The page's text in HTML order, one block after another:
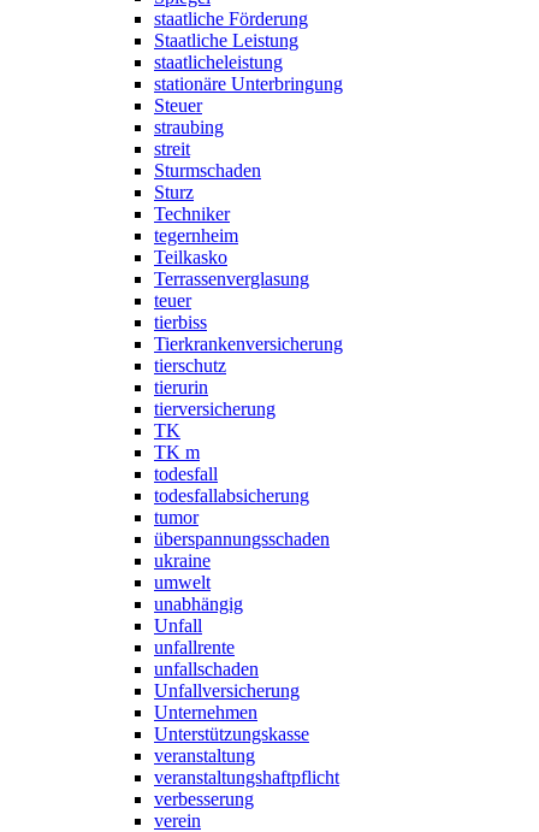
staatliche Förderung
Staatliche Leistung
staatlicheleistung
stationäre Unterbringung
Steuer
straubing
streit
Sturmschaden
Sturz
Techniker
tegernheim
Teilkasko
Terrassenverglasung
teuer
tierbiss
Tierkrankenversicherung
tierschutz
tierurin
tierversicherung
TK
TK m
todesfall
todesfallabsicherung
tumor
überspannungsschaden
ukraine
umwelt
unabhängig
Unfall
unfallrente
unfallschaden
Unfallversicherung
Unternehmen
Unterstützungskasse
veranstaltung
veranstaltungshaftpflicht
verbesserung
verein